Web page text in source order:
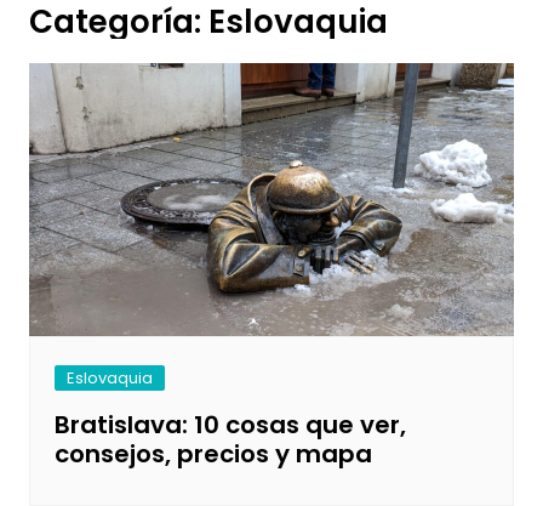
Categoría: Eslovaquia
Eslovaquia
Bratislava: 10 cosas que ver,
consejos, precios y mapa